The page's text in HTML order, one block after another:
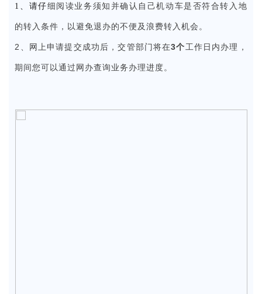
1、请仔细阅读业务须知并确认自己机动车是否符合转入地
的转入条件，以避免退办的不便及浪费转入机会。
2、 网上申请提交成功后，交管部门将在3个工作日 内办理，
期间您可以通过网办查询业务办理进度。